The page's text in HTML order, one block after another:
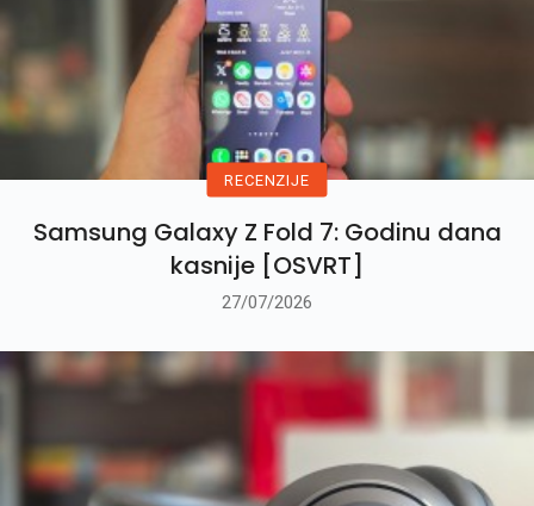
RECENZIJE
Samsung Galaxy Z Fold 7: Godinu dana
kasnije [OSVRT]
27/07/2026